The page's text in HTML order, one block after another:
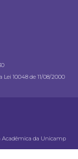
Lei 10048 de 11/08/2000
Acadêmica da Unicamp